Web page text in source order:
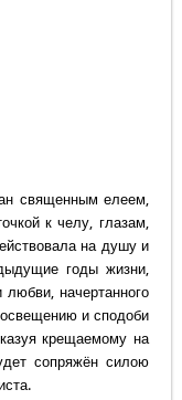
священным елеем,
к челу, глазам,
на душу и
годы жизни,
любви, начертанного
и сподоби
крещаемому на
сопряжён силою